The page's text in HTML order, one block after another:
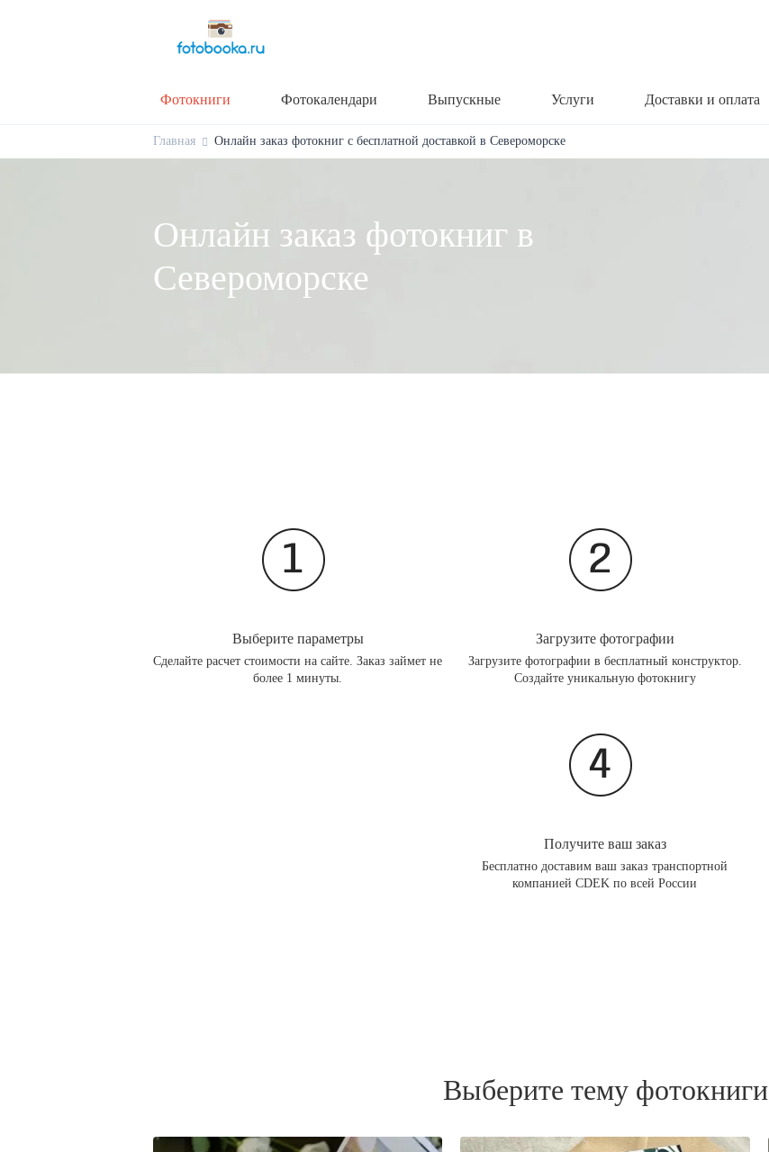
Фотокниги Фотокалендари Выпускные Услуги Доставки и оплата
Главная Онлайн заказ фотокниг с бесплатной доставкой в Североморске
Онлайн заказ фотокниг в
Североморске
Выберите параметры
Сделайте расчет стоимости на сайте. Заказ займет не
более 1 минуты.
Загрузите фотографии
Загрузите фотографии в бесплатный конструктор.
Создайте уникальную фотокнигу
Получите ваш заказ
Бесплатно доставим ваш заказ транспортной
компанией CDEK по всей России
Выберите тему фотокниги